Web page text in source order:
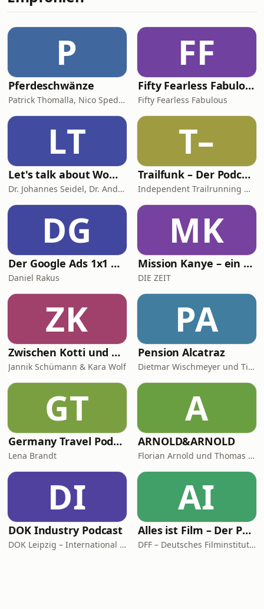
P
Pferdeschwänze
Patrick Thomalla, Nico Spedicato
FF
Fifty Fearless Fabulous - der Podcast für Frauen mitten im Leben
Fifty Fearless Fabulous
LT
Let's talk about Woman & Health
Dr. Johannes Seidel, Dr. Andreas Nather, Dr. Agnes Jäger-Lansky, Kolleginnen und Kollegen
T–
Trailfunk – Der Podcast von Alles-laufbar.de
Independent Trailrunning Media
DG
Der Google Ads 1x1 Podcast - Insights & Tipps vom SEA Experten Daniel Rakus
Daniel Rakus
MK
Mission Kanye – ein Stadion für eine Nacht
DIE ZEIT
ZK
Zwischen Kotti und Kapiteln
Jannik Schümann & Kara Wolf
PA
Pension Alcatraz
Dietmar Wischmeyer und Tina Voß
GT
Germany Travel Podcast with Lena Brandt
Lena Brandt
A
ARNOLD&ARNOLD
Florian Arnold und Thomas Arnold
DI
DOK Industry Podcast
DOK Leipzig – International Leipzig Festival for Documentary and Animated Film
AI
Alles ist Film – Der Podcast des DFF
DFF – Deutsches Filminstitut & Filmmuseum